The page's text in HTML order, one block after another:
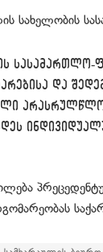
სახელობის
და